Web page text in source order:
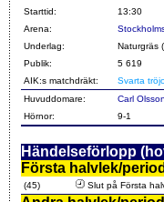
Starttid:
13:30
Arena:
Underlag:
Naturgräs
Publik:
5 619
AIK:s matchdräkt:
Svarta
Huvuddomare:
Carl Olsson
Hörnor:
9-1
Händelseförlopp
Första halvlek/
(45) Slut på Första